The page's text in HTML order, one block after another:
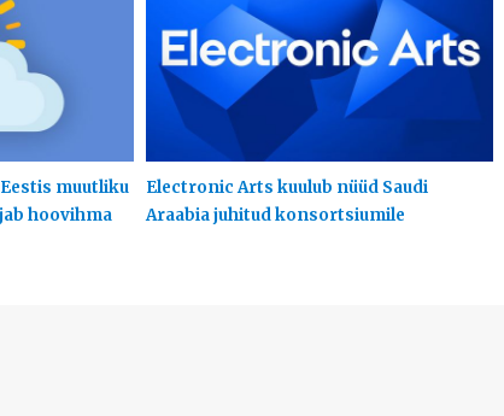
muutliku
hoovihma
Electronic Arts kuulub nüüd Saudi
Araabia juhitud konsortsiumile